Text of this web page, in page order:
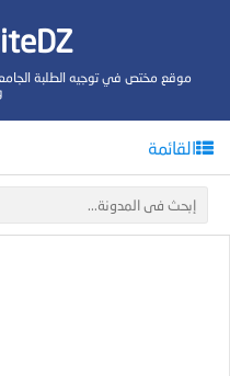
موقع مختص في توجيه الطلبة
القائمة